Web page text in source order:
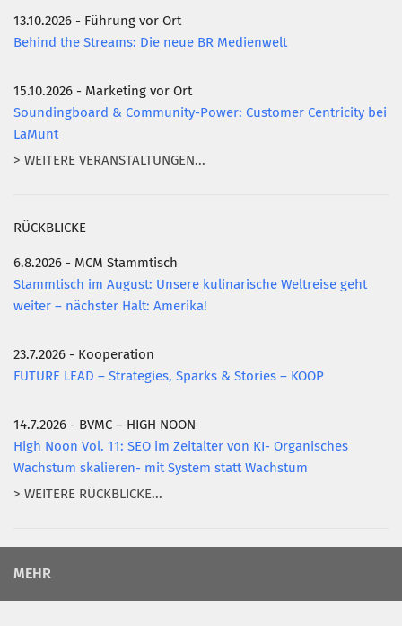
13.10.2026 - Führung vor Ort
Behind the Streams: Die neue BR Medienwelt
15.10.2026 - Marketing vor Ort
Soundingboard & Community-Power: Customer Centricity bei
LaMunt
> WEITERE VERANSTALTUNGEN...
RÜCKBLICKE
6.8.2026 - MCM Stammtisch
Stammtisch im August: Unsere kulinarische Weltreise geht
weiter – nächster Halt: Amerika!
23.7.2026 - Kooperation
FUTURE LEAD – Strategies, Sparks & Stories – KOOP
14.7.2026 - BVMC – HIGH NOON
High Noon Vol. 11: SEO im Zeitalter von KI- Organisches
Wachstum skalieren- mit System statt Wachstum
> WEITERE RÜCKBLICKE...
MEHR